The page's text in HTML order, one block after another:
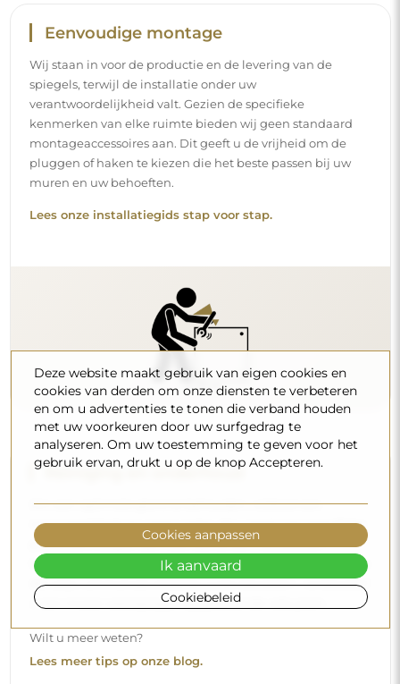
Reiniging en onderhoud
Om een optimale glans te behouden, volstaat een
microvezeldoek en warm water. Als u kiest voor specifieke
producten, zorg er dan voor dat ze een neutrale pH
die azijn, ammoniak of sterke zuren bevatten – zo bewaart
Lees meer tips op onze blog.
Levering aan huis
Wij bieden een leveringsservice aan huis aan, waarmee u
uw pakket rechtstreeks aan uw deur ontvangt. Voor een
meerprijs van € 40,- bieden wij ookeen leveringsservice
woning wordt geleverd (voor afmetingen tot 80×120 cm of
Deze website maakt gebruik van eigen cookies en
cookies van derden om onze diensten te verbeteren
en om u advertenties te tonen die verband houden
met uw voorkeuren door uw surfgedrag te
analyseren. Om uw toestemming te geven voor het
gebruik ervan, drukt u op de knop Accepteren.
Cookiebeleid
Cookies aanpassen
Ik aanvaard